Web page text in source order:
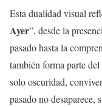
Esta dualidad visual
Ayer”, desde la
pasado hasta la
también forma parte
solo oscuridad,
pasado no desaparece,